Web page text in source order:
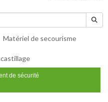
Matériel de secourisme
de sécurité